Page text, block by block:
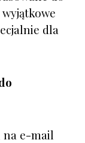
dla
na e-mail